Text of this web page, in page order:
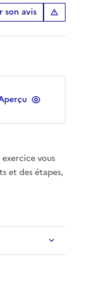
son avis
vous
et des étapes,